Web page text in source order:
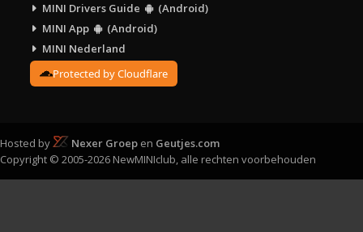
MINI Drivers Guide
(Android)
MINI App
(Android)
MINI Nederland
Protected by Cloudflare
Hosted by Nexer Groep en Geutjes.com
Copyright © 2005-2026 NewMINIclub, alle rechten voorbehouden